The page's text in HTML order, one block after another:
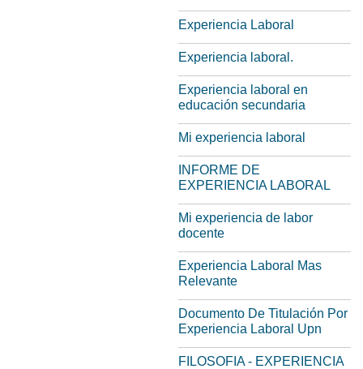
Experiencia Laboral
Experiencia laboral.
Experiencia laboral en
educación secundaria
Mi experiencia laboral
INFORME DE
EXPERIENCIA LABORAL
Mi experiencia de labor
docente
Experiencia Laboral Mas
Relevante
Documento De Titulación Por
Experiencia Laboral Upn
FILOSOFIA - EXPERIENCIA